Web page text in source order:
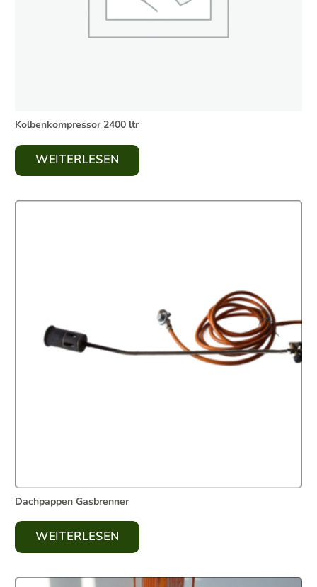
Kolbenkompressor 2400 ltr
WEITERLESEN
Dachpappen Gasbrenner
WEITERLESEN